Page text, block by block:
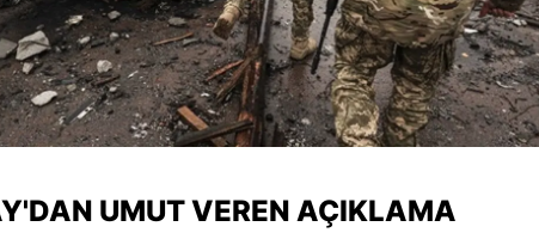
Hakkari
Hatay
Isparta
İstanbul
UMUT VEREN AÇIKLAMA